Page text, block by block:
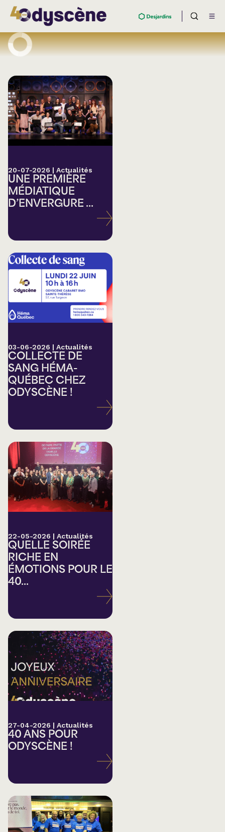
20-07-2026 | Actualités
UNE PREMIÈRE
MÉDIATIQUE
D’ENVERGURE ...
03-06-2026 | Actualités
COLLECTE DE
SANG HÉMA-
QUÉBEC CHEZ
ODYSCÈNE !
22-05-2026 | Actualités
QUELLE SOIRÉE
RICHE EN
ÉMOTIONS POUR LE
40...
27-04-2026 | Actualités
40 ANS POUR
ODYSCÈNE !